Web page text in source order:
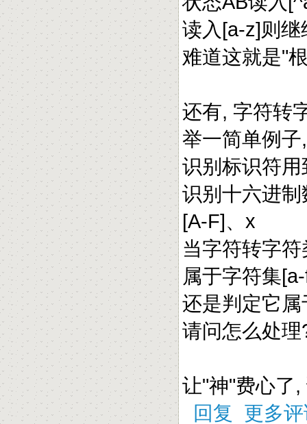
读入[a-z]则
难道这就是"
还有, 字符转
举一简单例
识别标识符
识别十六进
[A-F]、x
当字符转字
属于字符集
还是判定它
请问怎么处理
让"神"费心了,
回复
更多